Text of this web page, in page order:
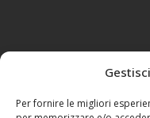
Per fornire le migliori